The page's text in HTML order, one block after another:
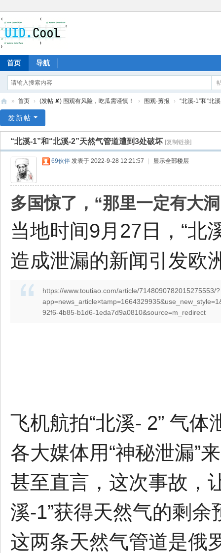
首页 导航
爱
» 首页 › (发帖 ✘) 围观有风险，吃瓜需谨慎！ › 围观·剪报 › “北溪-1”和“北
发新帖
“北溪-1”和“北溪-2”天然气管道遭到3处破坏 [复制链接]
69伙伴 发表于 2022-9-28 12:21:57 显示全部楼层
多国惊了，“那里一定有大
当地时间9月27日，“北
造成泄漏的新闻引发欧
https://www.toutiao.com/article/7148090782015275553/?
92f6-4b85-b1d6-1eda7d9a0810&source=m_redirect
飞机航拍“北溪- 2” 气
各大媒体用“神秘泄漏”
甚至直言，这次事故，
溪-1”获得天然气的剩余
这两条天然气管道是俄